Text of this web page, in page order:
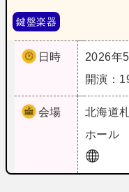
鍵盤楽器
日時
2026年
開演：
会場 北海道
ホール